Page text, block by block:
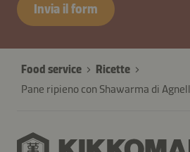
Invia il form
Food service
Ricette
Pane ripieno con Shawarma di